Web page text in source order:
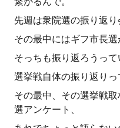
先週は衆院選の振り返り
その最中にはギフ市長選
そっちも振り返ろうって
選挙戦自体の振り返りっ
その最中、その選挙戦
選アンケート、